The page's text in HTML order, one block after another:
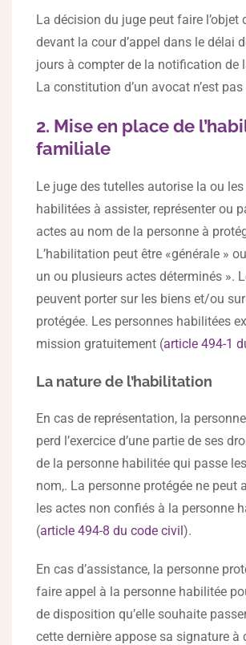
La décision du juge peut faire l’objet
devant la cour d’appel dans le délai
jours à compter de la notification de
La constitution d’un avocat n’est
2. Mise en place de
familiale
Le juge des tutelles autorise la ou
habilitées à assister, représenter ou
actes au nom de la personne à
L’habilitation peut être «générale »
un ou plusieurs actes déterminés ».
peuvent porter sur les biens et/ou
protégée. Les personnes habilitées
mission gratuitement (article 494-1
La nature de l’habilitation
En cas de représentation, la
perd l’exercice d’une partie de ses
de la personne habilitée qui passe
nom,. La personne protégée ne peut
les actes non confiés à la personne
(article 494-8 du code civil).
En cas d’assistance, la personne
faire appel à la personne habilitée
de disposition qu’elle souhaite
cette dernière appose sa signature à